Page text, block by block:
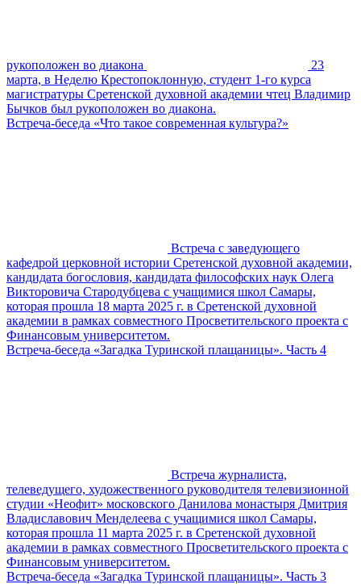
рукоположен во диакона
23
марта, в Неделю Крестопоклонную, студент 1-го курса
магистратуры Сретенской духовной академии чтец Владимир
Бычков был рукоположен во диакона.
Встреча-беседа «Что такое современная культура?»
Встреча с заведующего
кафедрой церковной истории Сретенской духовной академии,
кандидата богословия, кандидата философских наук Олега
Викторовича Стародубцева с учащимися школ Самары,
которая прошла 18 марта 2025 г. в Сретенской духовной
академии в рамках совместного Просветительского проекта с
Финансовым университетом.
Встреча-беседа «Загадка Туринской плащаницы». Часть 4
Встреча журналиста,
телеведущего, художественного руководителя телевизионной
студии «Неофит» московского Данилова монастыря Дмитрия
Владиславович Менделеева с учащимися школ Самары,
которая прошла 11 марта 2025 г. в Сретенской духовной
академии в рамках совместного Просветительского проекта с
Финансовым университетом.
Встреча-беседа «Загадка Туринской плащаницы». Часть 3